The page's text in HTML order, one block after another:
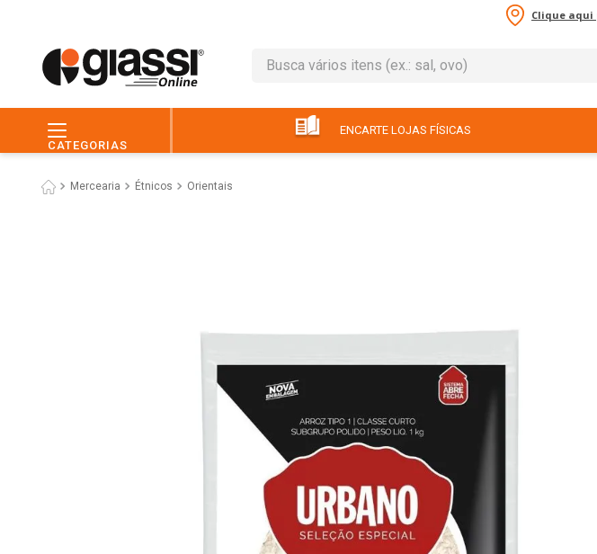
Clique aqui
Busca vários itens (ex.: sal, ovo)
CATEGORIAS
ENCARTE LOJAS FÍSICAS
Mercearia Étnicos Orientais
leite
9º